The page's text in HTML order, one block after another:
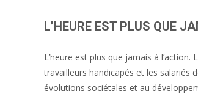
L’HEURE EST PLUS QUE
L’heure est plus que jamais à
travailleurs handicapés et les salariés
évolutions sociétales et au